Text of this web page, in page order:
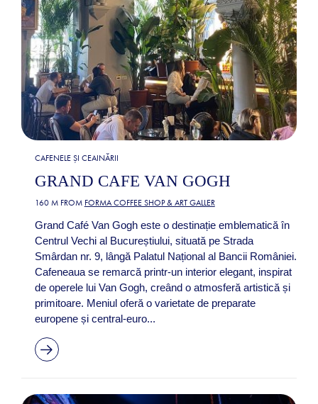
CAFENELE ȘI CEAINĂRII
GRAND CAFE VAN GOGH
160 M FROM FORMA COFFEE SHOP & ART GALLER
Grand Café Van Gogh este o destinație emblematică în
Centrul Vechi al Bucureștiului, situată pe Strada
Smârdan nr. 9, lângă Palatul Național al Bancii României.
Cafeneaua se remarcă printr-un interior elegant, inspirat
de operele lui Van Gogh, creând o atmosferă artistică și
primitoare. Meniul oferă o varietate de preparate
europene și central-euro...